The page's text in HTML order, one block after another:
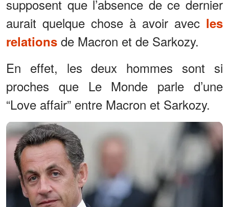
supposent que l’absence de ce dernier
aurait quelque chose à avoir avec les
relations de Macron et de Sarkozy.
En effet, les deux hommes sont si
proches que Le Monde parle d’une
“Love affair” entre Macron et Sarkozy.